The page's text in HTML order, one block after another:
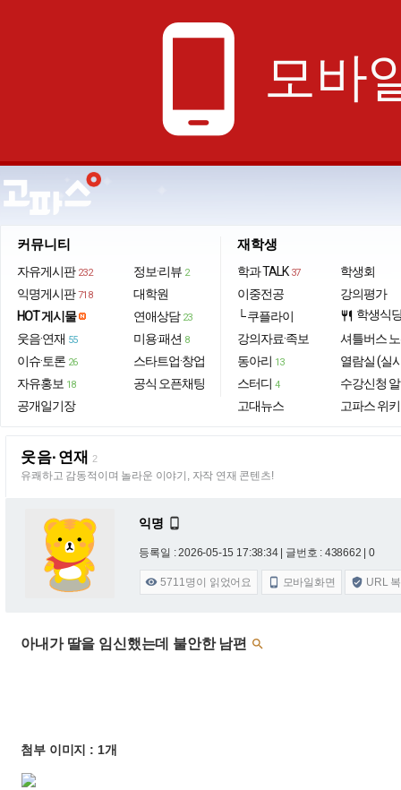
phone_android 모바
커뮤니티
자유게시판 232
익명게시판 718
HOT 게시물
웃음·연재 55
이슈·토론 26
자유홍보 18
공개일기장
정보·리뷰 2
대학원
연애상담 23
미용·패션 8
스타트업·창업
공식 오픈채팅
재학생
학과 TALK 37
이중전공
└ 쿠플라이
강의자료·족보
동아리 13
스터디 4
고대뉴스
학생회
강의평가
restaurant 학생식
셔틀버스
열람실 (실
수강신청
고파스 위키
웃음·연재 2
유쾌하고 감동적이며 놀라운 이야기, 자작 연재 콘텐츠!
익명 
등록일 : 2026-05-15 17:38:34 | 글번호 : 438662 | 0
 5711명이 읽었어요  모바일화면  URL
아내가 딸을 임신했는데 불안한 남편 
첨부 이미지 : 1개